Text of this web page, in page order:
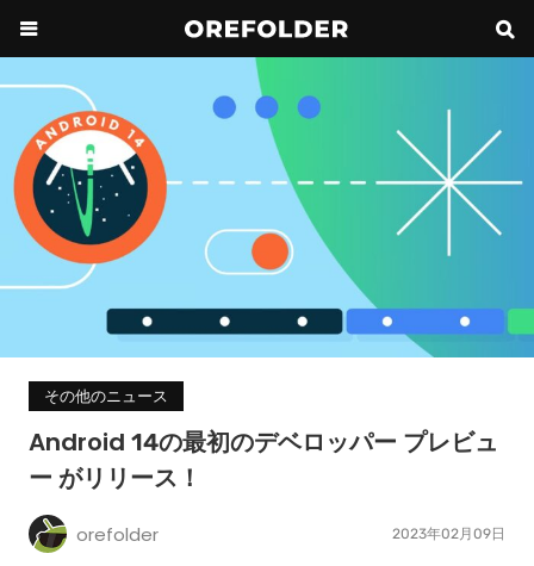
その他のニュース
Android 14の最初のデベロッパー プレビュ
ー がリリース！
orefolder 2023年02月09日